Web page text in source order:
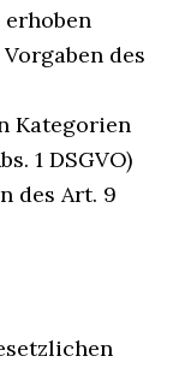
erhoben
des
Kategorien
1 DSGVO)
des Art. 9